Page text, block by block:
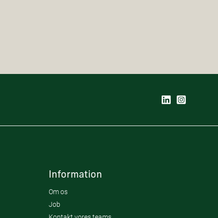
Information
Om os
Job